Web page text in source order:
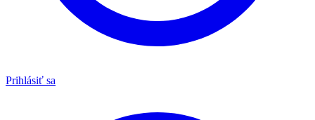
Prihlásiť sa